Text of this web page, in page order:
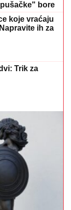
bore
koje vraćaju
ih za
Trik za